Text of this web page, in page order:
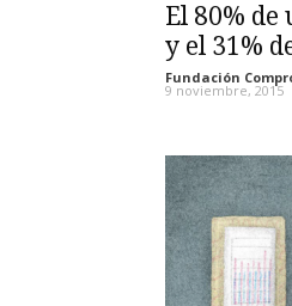
El 80% de
y el 31%
Fundación
9 noviembre, 2015